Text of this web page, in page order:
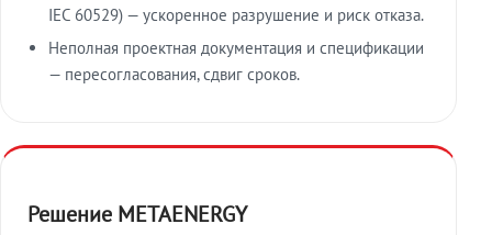
IEC 60529) — ускоренное разрушение и риск отказа.
Неполная проектная документация и спецификации
— пересогласования, сдвиг сроков.
Решение METAENERGY